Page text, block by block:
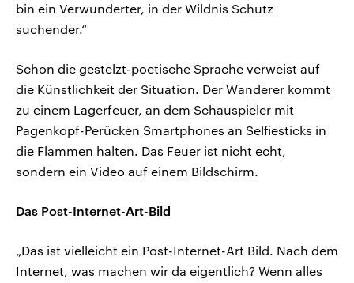
bin ein Verwunderter, in der Wildnis Schutz
suchender.“
Schon die gestelzt-poetische Sprache verweist auf
die Künstlichkeit der Situation. Der Wanderer kommt
zu einem Lagerfeuer, an dem Schauspieler mit
Pagenkopf-Perücken Smartphones an Selfiesticks in
die Flammen halten. Das Feuer ist nicht echt,
sondern ein Video auf einem Bildschirm.
Das Post-Internet-Art-Bild
„Das ist vielleicht ein Post-Internet-Art Bild. Nach dem
Internet, was machen wir da eigentlich? Wenn alles